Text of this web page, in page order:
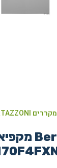
מקררים BERTAZZONI